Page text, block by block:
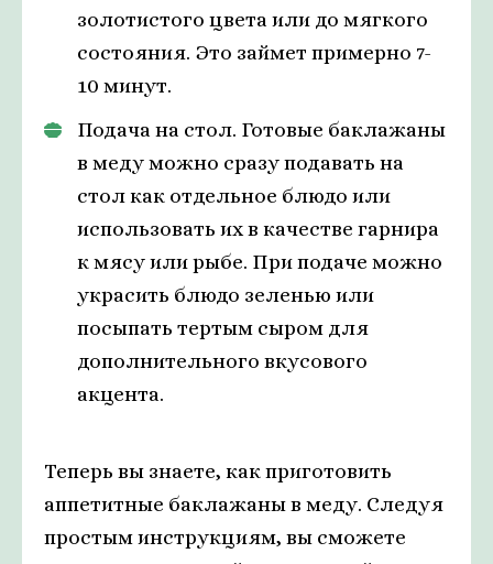
золотистого цвета или до мягкого
состояния. Это займет примерно 7-
10 минут.
Подача на стол. Готовые баклажаны
в меду можно сразу подавать на
стол как отдельное блюдо или
использовать их в качестве гарнира
к мясу или рыбе. При подаче можно
украсить блюдо зеленью или
посыпать тертым сыром для
дополнительного вкусового
акцента.
Теперь вы знаете, как приготовить
аппетитные баклажаны в меду. Следуя
простым инструкциям, вы сможете